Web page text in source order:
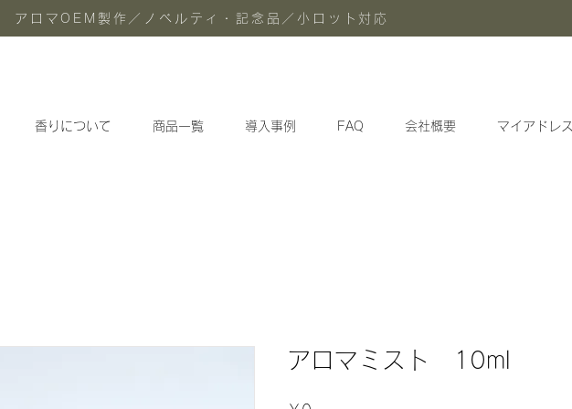
アロマOEM製作／ノベルティ・記念品／小ロット対応
香りについて 商品一覧 導入事例 FAQ 会社概要 マイアドレス
アロマミスト 10ml